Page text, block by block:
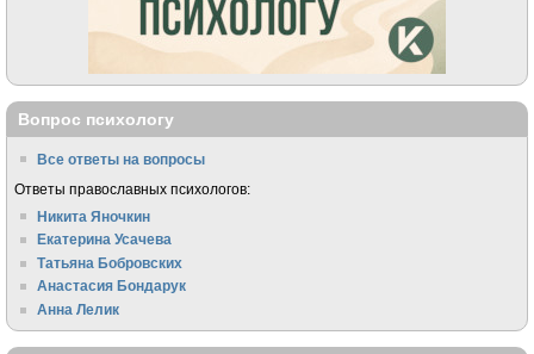
Вопрос психологу
Все ответы на вопросы
Ответы православных психологов:
Никита Яночкин
Екатерина Усачева
Татьяна Бобровских
Анастасия Бондарук
Анна Лелик